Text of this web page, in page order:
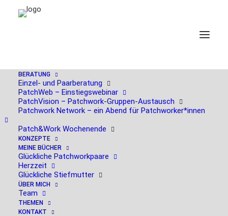
BERATUNG
Einzel- und Paarberatung
PatchWeb – Einstiegswebinar
PatchVision – Patchwork-Gruppen-Austausch
Patchwork Network – ein Abend für Patchworker*innen
Patch&Work Wochenende
KONZEPTE
MEINE BÜCHER
Glückliche Patchworkpaare
Herzzeit
Glückliche Stiefmutter
ÜBER MICH
Team
THEMEN
KONTAKT
Mai 2023, KStA-Kolumne:
Der Verliebtheit folgt
Ernüchterung